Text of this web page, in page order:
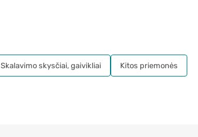
Skalavimo skysčiai, gaivikliai Kitos priemonės